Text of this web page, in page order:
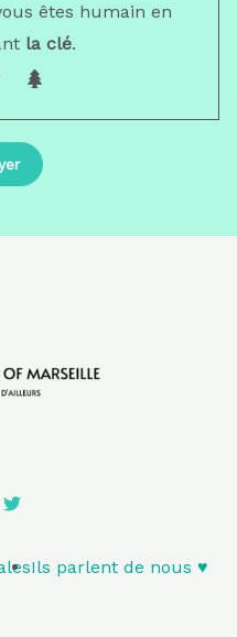
êtes humain en
la clé.
Ils parlent de nous ♥️